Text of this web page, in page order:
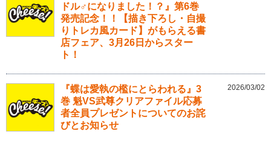
ドル♂になりました！？』第6巻
発売記念！！【描き下ろし・自撮
りトレカ風カード】がもらえる書
店フェア、3月26日からスター
ト！
『蝶は愛執の檻にとらわれる』3
巻 魁VS武尊クリアファイル応募
者全員プレゼントについてのお詫
びとお知らせ
2026/03/02